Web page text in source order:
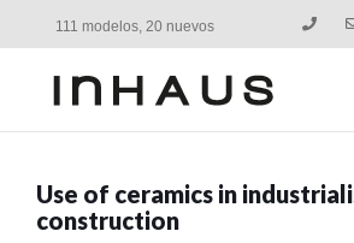
111 modelos, 20 nuevos
Use of ceramics in
construction